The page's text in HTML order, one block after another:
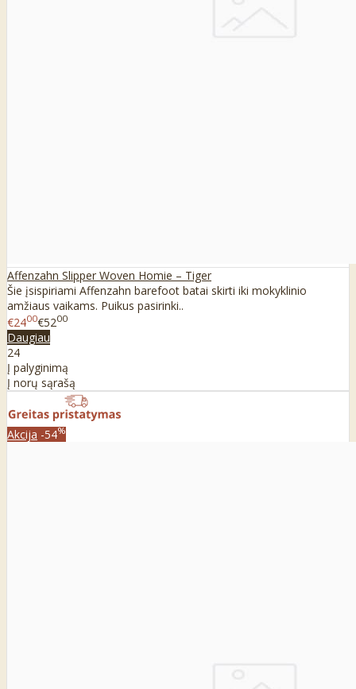
Affenzahn Slipper Woven Homie – Tiger
Šie įsispiriami Affenzahn barefoot batai skirti iki mokyklinio
amžiaus vaikams. Puikus pasirinki..
€2400€5200
Daugiau
24
Į palyginimą
Į norų sąrašą
Akcija -54%